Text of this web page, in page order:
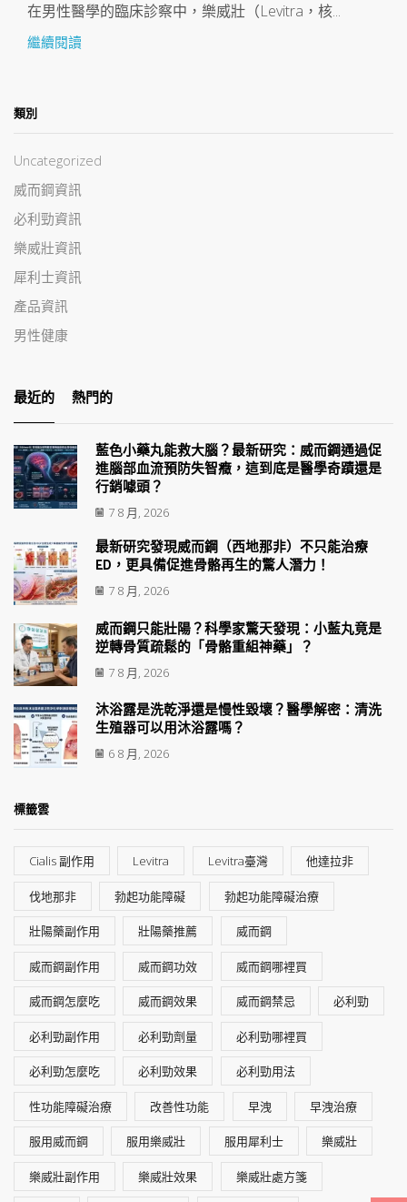
在男性醫學的臨床診察中，樂威壯（Levitra，核...
繼續閱讀
類別
Uncategorized
威而鋼資訊
必利勁資訊
樂威壯資訊
犀利士資訊
產品資訊
男性健康
最近的 熱門的
藍色小藥丸能救大腦？最新研究：威而鋼通過促
進腦部血流預防失智癥，這到底是醫學奇蹟還是
行銷噱頭？
7 8 月, 2026
最新研究發現威而鋼（西地那非）不只能治療
ED，更具備促進骨骼再生的驚人潛力！
7 8 月, 2026
威而鋼只能壯陽？科學家驚天發現：小藍丸竟是
逆轉骨質疏鬆的「骨骼重組神藥」？
7 8 月, 2026
沐浴露是洗乾淨還是慢性毀壞？醫學解密：清洗
生殖器可以用沐浴露嗎？
6 8 月, 2026
標籤雲
Cialis 副作用 Levitra Levitra臺灣 他達拉非
伐地那非 勃起功能障礙 勃起功能障礙治療
壯陽藥副作用 壯陽藥推薦 威而鋼
威而鋼副作用 威而鋼功效 威而鋼哪裡買
威而鋼怎麼吃 威而鋼效果 威而鋼禁忌 必利勁
必利勁副作用 必利勁劑量 必利勁哪裡買
必利勁怎麼吃 必利勁效果 必利勁用法
性功能障礙治療 改善性功能 早洩 早洩治療
服用威而鋼 服用樂威壯 服用犀利士 樂威壯
樂威壯副作用 樂威壯效果 樂威壯處方箋